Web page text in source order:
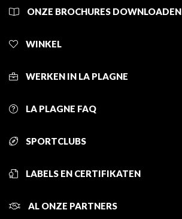
ONZE BROCHURES DOWNLOADEN
WINKEL
WERKEN IN LA PLAGNE
LA PLAGNE FAQ
SPORTCLUBS
LABELS EN CERTIFIKATEN
AL ONZE PARTNERS